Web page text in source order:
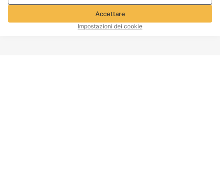
Accettare
Impostazioni dei cookie